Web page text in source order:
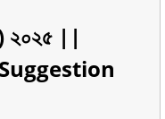
২০২৫ ||